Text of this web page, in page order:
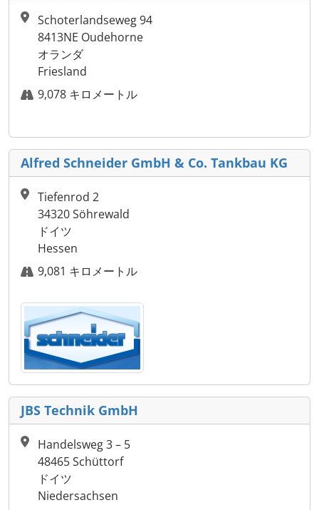
Schoterlandseweg 94
8413NE Oudehorne
オランダ
Friesland
9,078 キロメートル
Alfred Schneider GmbH & Co. Tankbau KG
Tiefenrod 2
34320 Söhrewald
ドイツ
Hessen
9,081 キロメートル
JBS Technik GmbH
Handelsweg 3 – 5
48465 Schüttorf
ドイツ
Niedersachsen